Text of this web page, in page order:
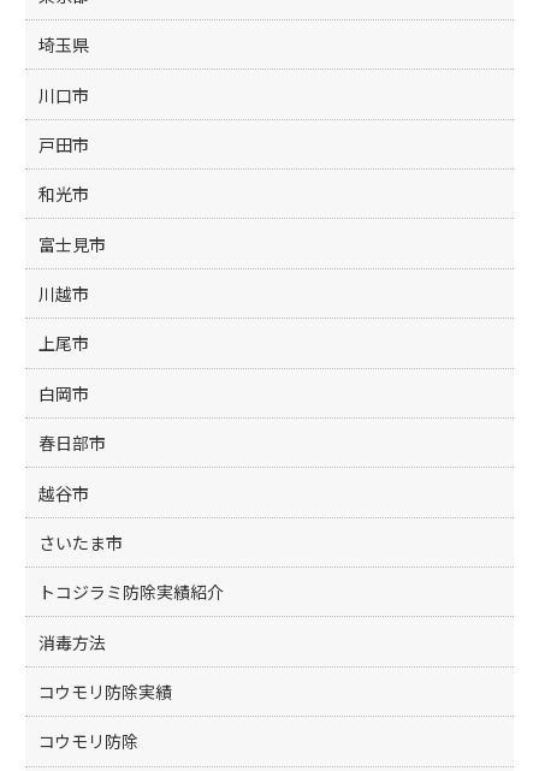
埼玉県
川口市
戸田市
和光市
富士見市
川越市
上尾市
白岡市
春日部市
越谷市
さいたま市
トコジラミ防除実績紹介
消毒方法
コウモリ防除実績
コウモリ防除